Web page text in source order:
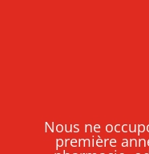
Nous ne
première